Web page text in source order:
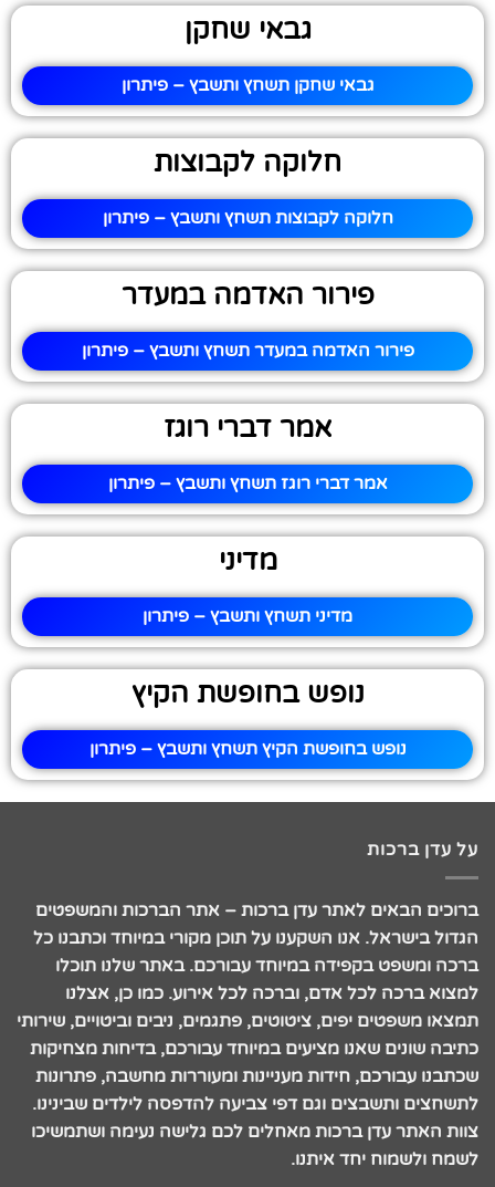
גבאי שחקן
גבאי שחקן תשחץ ותשבץ – פיתרון
חלוקה לקבוצות
חלוקה לקבוצות תשחץ ותשבץ – פיתרון
פירור האדמה במעדר
פירור האדמה במעדר תשחץ ותשבץ – פיתרון
אמר דברי רוגז
אמר דברי רוגז תשחץ ותשבץ – פיתרון
מדיני
מדיני תשחץ ותשבץ – פיתרון
נופש בחופשת הקיץ
נופש בחופשת הקיץ תשחץ ותשבץ – פיתרון
על עדן ברכות
ברוכים הבאים לאתר עדן ברכות – אתר הברכות והמשפטים
הגדול בישראל. אנו השקענו על תוכן מקורי במיוחד וכתבנו כל
ברכה ומשפט בקפידה במיוחד עבורכם. באתר שלנו תוכלו
למצוא ברכה לכל אדם, וברכה לכל אירוע. כמו כן, אצלנו
תמצאו משפטים יפים, ציטוטים, פתגמים, ניבים וביטויים, שירותי
כתיבה שונים שאנו מציעים במיוחד עבורכם, בדיחות מצחיקות
שכתבנו עבורכם, חידות מעניינות ומעוררות מחשבה, פתרונות
לתשחצים ותשבצים וגם דפי צביעה להדפסה לילדים שבינינו.
צוות האתר עדן ברכות מאחלים לכם גלישה נעימה ושתמשיכו
לשמח ולשמוח יחד איתנו.